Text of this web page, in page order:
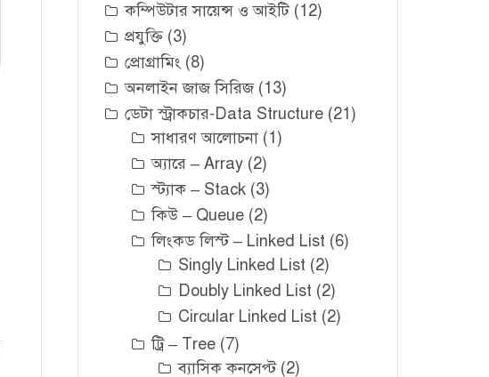
কম্পিউটার সায়েন্স ও আইটি(12)
প্রযুক্তি (3)
প্রোগ্রামিং (8)
অনলাইন জাজ সিরিজ (13)
ডেটা স্ট্রাকচার-Data Structure (21)
সাধারণ আলোচনা (1)
অ্যারে – Array (2)
স্ট্যাক – Stack (3)
কিউ – Queue (2)
লিংকড লিস্ট – Linked List (6)
Singly Linked List (2)
Doubly Linked List (2)
Circular Linked List (2)
ট্রি – Tree (7)
ব্যাসিক কনসেপ্ট(2)